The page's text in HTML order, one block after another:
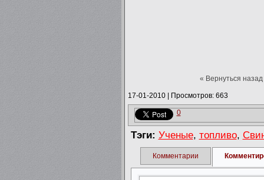
« Вернуться назад
17-01-2010| Просмотров: 663
0
Тэги: Ученые, топливо,
Комментарии